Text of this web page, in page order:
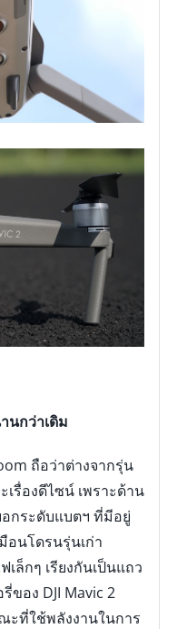
นกว่าเดิม
ถือว่าต่างจากรุ่น
เรื่องดีไซน์ เพราะด้าน
กระดับแบตฯ ที่มีอยู่
อนโดรนรุ่นเก่า
เล็กๆ เรียงกันเป็นแถว
ของ DJI Mavic 2
ที่ใช้พลังงานในการ